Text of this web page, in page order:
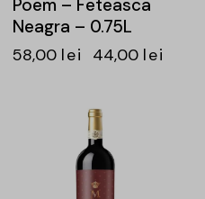
Poem – Feteasca
Neagra – 0.75L
58,00 lei 44,00 lei